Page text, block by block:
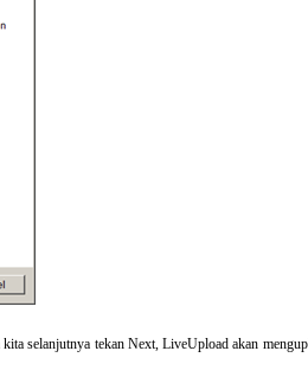
selanjutnya tekan Next, LiveUpload akan